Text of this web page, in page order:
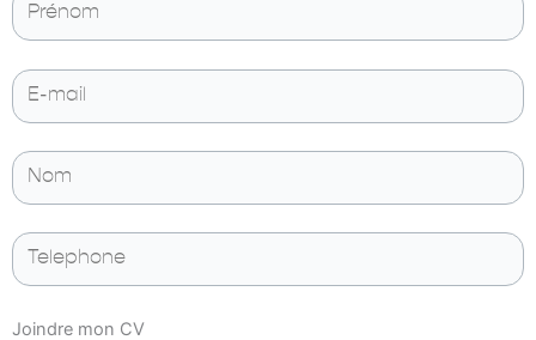
Joindre mon CV